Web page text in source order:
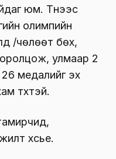
юм. Түүнээс
олимпийн
/чөлөөт бөх,
улмаар 2
26 медалийг эх
түүхтэй.
хүсье.